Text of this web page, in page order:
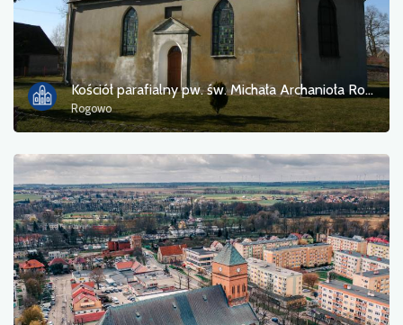
Kościół parafialny pw. św. Michała Archanioła Rogowo
Rogowo